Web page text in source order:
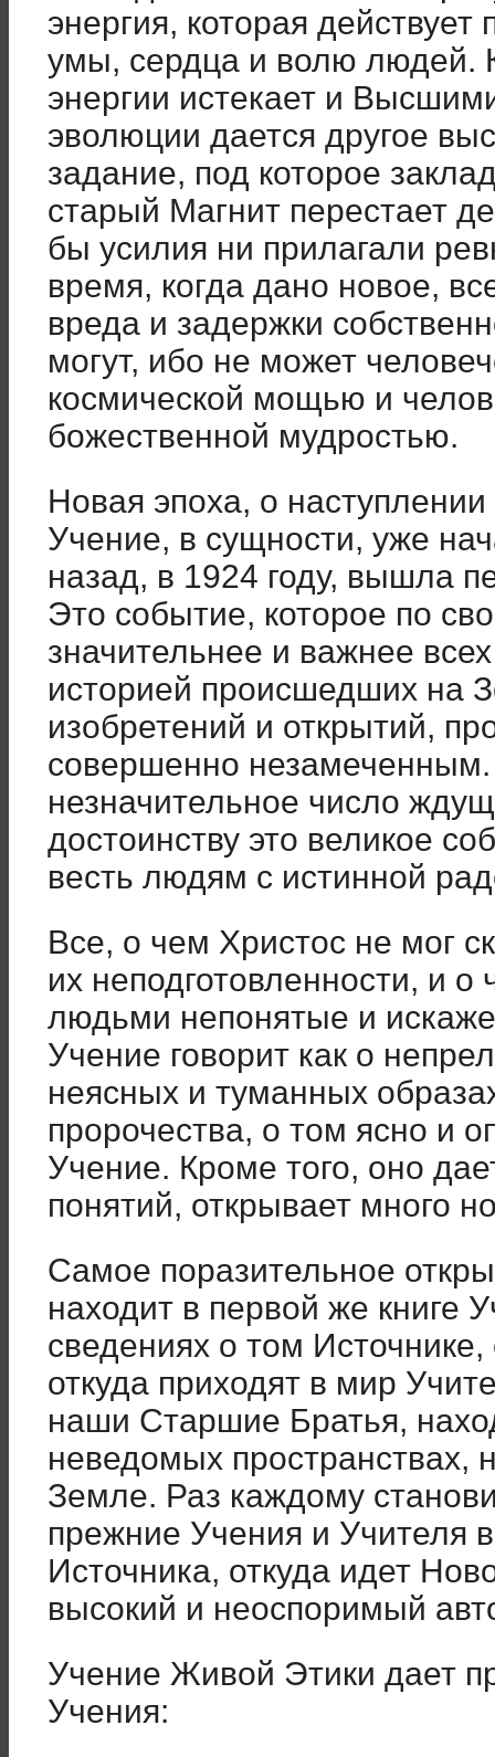
энергия, которая
умы, сердца и волю людей.
энергии истекает и
эволюции дается другое
задание, под которое
старый Магнит перестает
бы усилия ни прилагали
время, когда дано новое,
вреда и задержки
могут, ибо не может
космической мощью и
божественной мудростью.
Новая эпоха, о
Учение, в сущности, уже
назад, в 1924 году, вышла
Это событие, которое по
значительнее и важнее
историей происшедших на
изобретений и открытий,
совершенно
незначительное число
достоинству это великое
весть людям с истинной
Все, о чем Христос не мог
их неподготовленности, и
людьми непонятые и
Учение говорит как о
неясных и туманных
пророчества, о том ясно и
Учение. Кроме того, оно
понятий, открывает много
Самое поразительное
находит в первой же книге
сведениях о том
откуда приходят в мир
наши Старшие Братья,
неведомых пространствах,
Земле. Раз каждому
прежние Учения и Учителя
Источника, откуда идет
высокий и неоспоримый
Учение Живой Этики дает
Учения: